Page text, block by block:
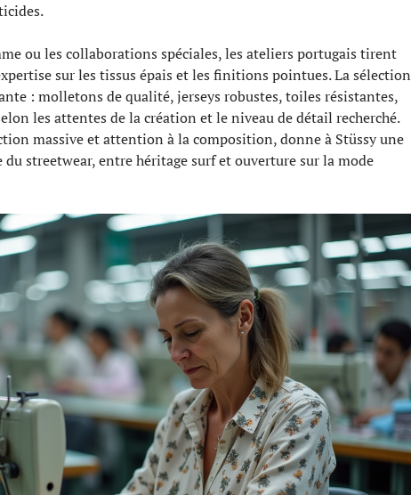
ou les collaborations spéciales, les ateliers portugais tirent
sur les tissus épais et les finitions pointues. La sélection
: molletons de qualité, jerseys robustes, toiles résistantes,
les attentes de la création et le niveau de détail recherché.
massive et attention à la composition, donne à Stüssy une
streetwear, entre héritage surf et ouverture sur la mode